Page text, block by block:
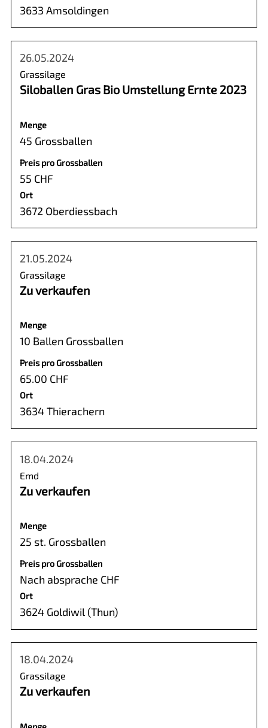
3633 Amsoldingen
26.05.2024
Grassilage
Siloballen Gras Bio Umstellung Ernte 2023
Menge
45 Grossballen
Preis pro Grossballen
55 CHF
Ort
3672 Oberdiessbach
21.05.2024
Grassilage
Zu verkaufen
Menge
10 Ballen Grossballen
Preis pro Grossballen
65.00 CHF
Ort
3634 Thierachern
18.04.2024
Emd
Zu verkaufen
Menge
25 st. Grossballen
Preis pro Grossballen
Nach absprache CHF
Ort
3624 Goldiwil (Thun)
18.04.2024
Grassilage
Zu verkaufen